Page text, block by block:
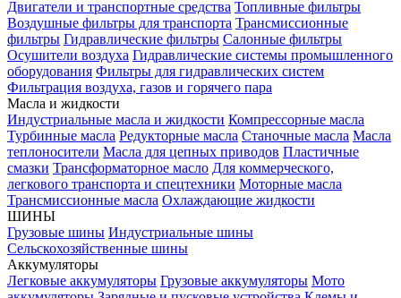
Двигатели и транспортные средства Топливные фильтры
Воздушные фильтры для транспорта Трансмиссионные
фильтры Гидравлические фильтры Салонные фильтры
Осушители воздуха Гидравлические системы промышленного
оборудования Фильтры для гидравлических систем
Фильтрация воздуха, газов и горячего пара
Масла и жидкости
Индустриальные масла и жидкости Компрессорные масла
Турбинные масла Редукторные масла Станочные масла Масла
теплоносители Масла для цепных приводов Пластичные
смазки Трансформаторное масло Для коммерческого,
легкового транспорта и спецтехники Моторные масла
Трансмиссионные масла Охлаждающие жидкости
ШИНЫ
Грузовые шины Индустриальные шины
Сельскохозяйственные шины
Аккумуляторы
Легковые аккумуляторы Грузовые аккумуляторы Мото